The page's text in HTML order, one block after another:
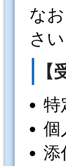
な
さい
特
個
添